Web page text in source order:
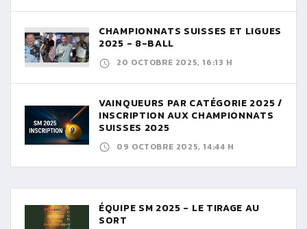
CHAMPIONNATS SUISSES ET LIGUES
2025 - 8-BALL
20 OCTOBRE 2025, 16:13 H
VAINQUEURS PAR CATÉGORIE 2025 /
INSCRIPTION AUX CHAMPIONNATS
SUISSES 2025
09 OCTOBRE 2025, 14:44 H
ÉQUIPE SM 2025 - LE TIRAGE AU
SORT